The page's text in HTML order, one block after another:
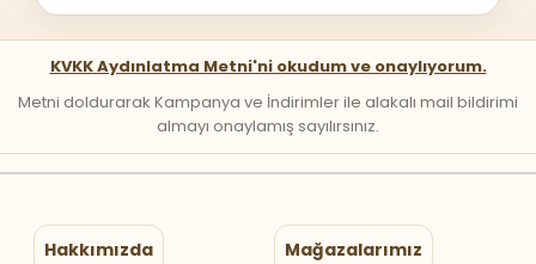
KVKK Aydınlatma Metni'ni okudum ve onaylıyorum.
Metni doldurarak Kampanya ve İndirimler ile alakalı mail bildirimi
almayı onaylamış sayılırsınız.
Hakkımızda Mağazalarımız